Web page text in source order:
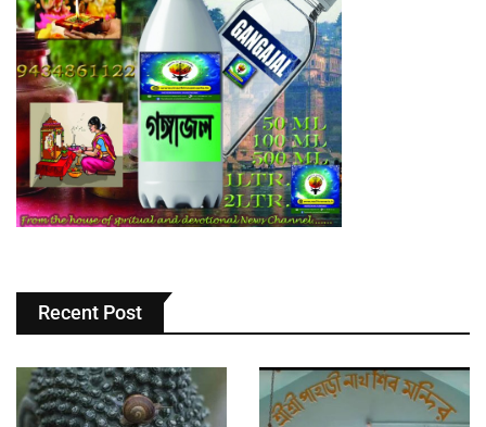
Recent Post